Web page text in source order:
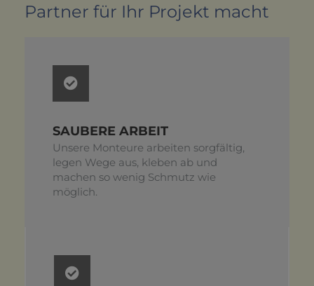
Partner für Ihr Projekt macht
SAUBERE ARBEIT
Unsere Monteure arbeiten sorgfältig,
legen Wege aus, kleben ab und
machen so wenig Schmutz wie
möglich.